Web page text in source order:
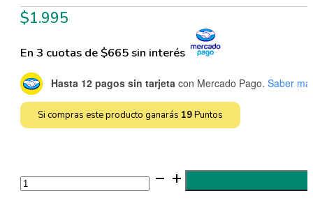
$1.995
En 3 cuotas de $665 sin interés
Hasta 12 pagos sin tarjeta con Mercado Pago. Saber
Si compras este producto ganarás 19Puntos
Diseño
de
Paraíso